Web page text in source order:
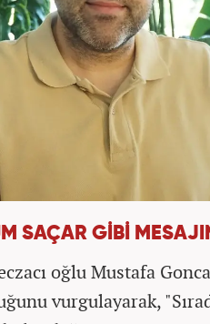
SAÇAR GİBİ
oğlu Mustafa
vurgulayarak,